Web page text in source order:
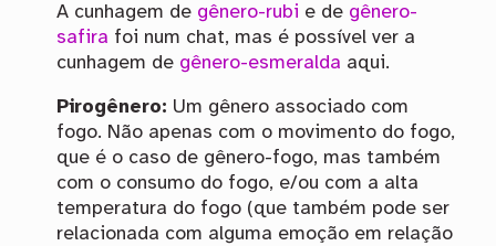
A cunhagem de gênero-rubi e de gênero-
safira foi num chat, mas é possível ver a
cunhagem de gênero-esmeralda aqui.
Pirogênero: Um gênero associado com
fogo. Não apenas com o movimento do fogo,
que é o caso de gênero-fogo, mas também
com o consumo do fogo, e/ou com a alta
temperatura do fogo (que também pode ser
relacionada com alguma emoção em relação